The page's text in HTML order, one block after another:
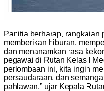
Panitia berharap, rangkaian
memberikan hiburan,
dan menanamkan rasa
pegawai di Rutan Kelas I
perlombaan ini, kita ingin
persaudaraan, dan
pahlawan,” ujar Kepala